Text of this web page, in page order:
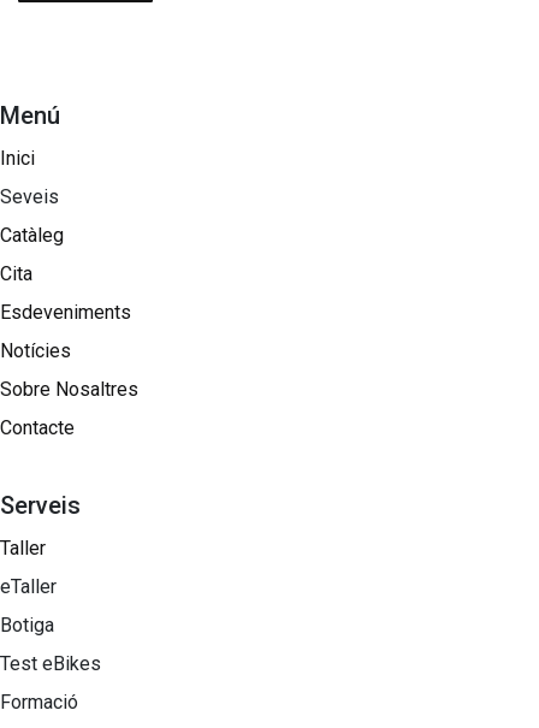
Menú
Inici
Seveis
Catàleg
Cita
Esdeveniments
Notícies
Sobre Nosaltres​
Contacte
Serveis
Taller
eTaller
Botiga
Test eBikes
Formació